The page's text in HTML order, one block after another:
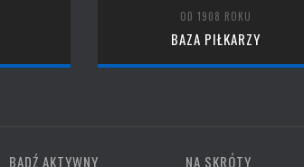
OD 1908 ROKU
BAZA PIŁKARZY
BĄDŹ AKTYWNY NA SKRÓTY